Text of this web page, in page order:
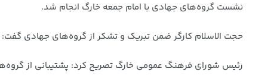
نشست گروه‌های جهادی با امام جمعه خارگ انجام شد.
حجت الاسلام کارگر ضمن تبریک و تشکر از گروه‌های جهادی
رئیس شورای فرهنگ عمومی خارگ تصریح کرد: پشتیبانی از